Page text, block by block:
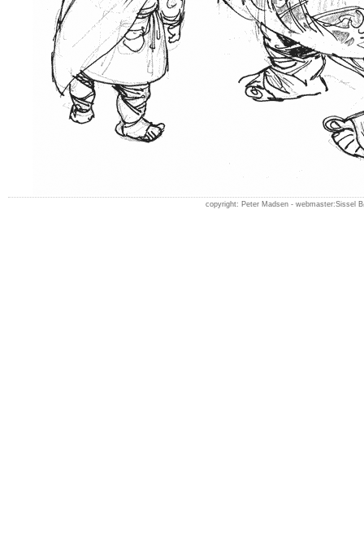
copyright: Peter Madsen - webmaster:Sissel